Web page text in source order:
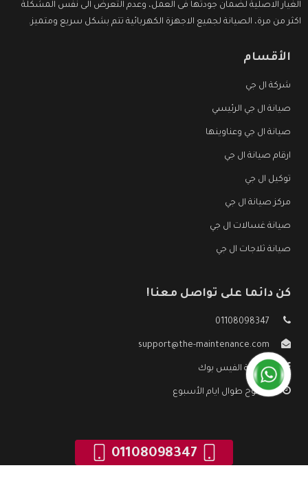
الغيار الاصلية لضمان جودتها فى العمل، وعدم التعرض الى نفس المشكلة
اكثر من مرة، الصيانة لجميع الاجهزة الكهربائية تتم بشكل سريع ومتميز.
الأقسام
شركة ال جي
صيانة ال جي الرئيسي
صيانة ال جي وعناوينها
ارقام صيانة ال جي
توكيل ال جي
مركز صيانة ال جي
صيانة غسالات ال جي
صيانة ثلاجات ال جي
كن دائما على تواصل معنا!
01108098347
support@the-maintenance.com
صفحة الفيس بوك
مفتوح طوال ايام الأسبوع
01108098347